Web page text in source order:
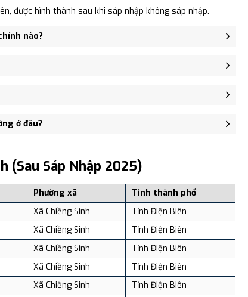
được hình thành sau khi sáp nhập không sáp nhập.
nào?
Xã Mường Thín, Xã Mường Khong, Xã Chiềng Sinh.
ủy, HĐND và UBND xã Nà Sáy - trung tâm khu vực thuận
Mật độ dân số: Khoảng 70.51 người/km²
ở đâu?
(sau Sáp Nhập 2025)
Phường xã
Tỉnh thành phố
Xã Chiềng Sinh
Tỉnh Điện Biên
Xã Chiềng Sinh
Tỉnh Điện Biên
Xã Chiềng Sinh
Tỉnh Điện Biên
Xã Chiềng Sinh
Tỉnh Điện Biên
Xã Chiềng Sinh
Tỉnh Điện Biên